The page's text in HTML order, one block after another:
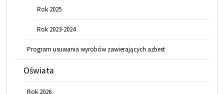
Rok 2025
Rok 2023-2024
Program usuwania wyrobów zawierających azbest
Oświata
Rok 2026